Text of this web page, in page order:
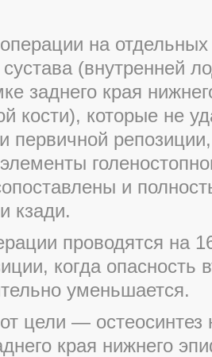
на отдельных
сустава (внутренней
заднего края
кости), которые не
первичной
и
кзади.
проводятся на
когда опасность
уменьшается.
цели — остеосинтез
края нижнего